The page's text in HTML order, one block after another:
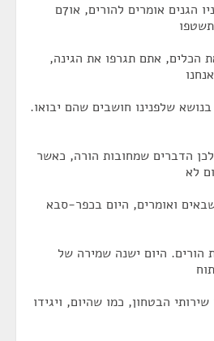
על-פי הבג"ץ האחרון בעניו הגנים אומרים להורים, או7ם
הכלים, אתם תגרפו את הגינה,
שלפנינו חושבים שהם יבואו.
הדברים שמחובות הורה, כאשר
לא
ואומרים, היום בכפר-סבא
הורים. היום ישנה שמירה של
הבטחון, כמו שהיום, ויגידו